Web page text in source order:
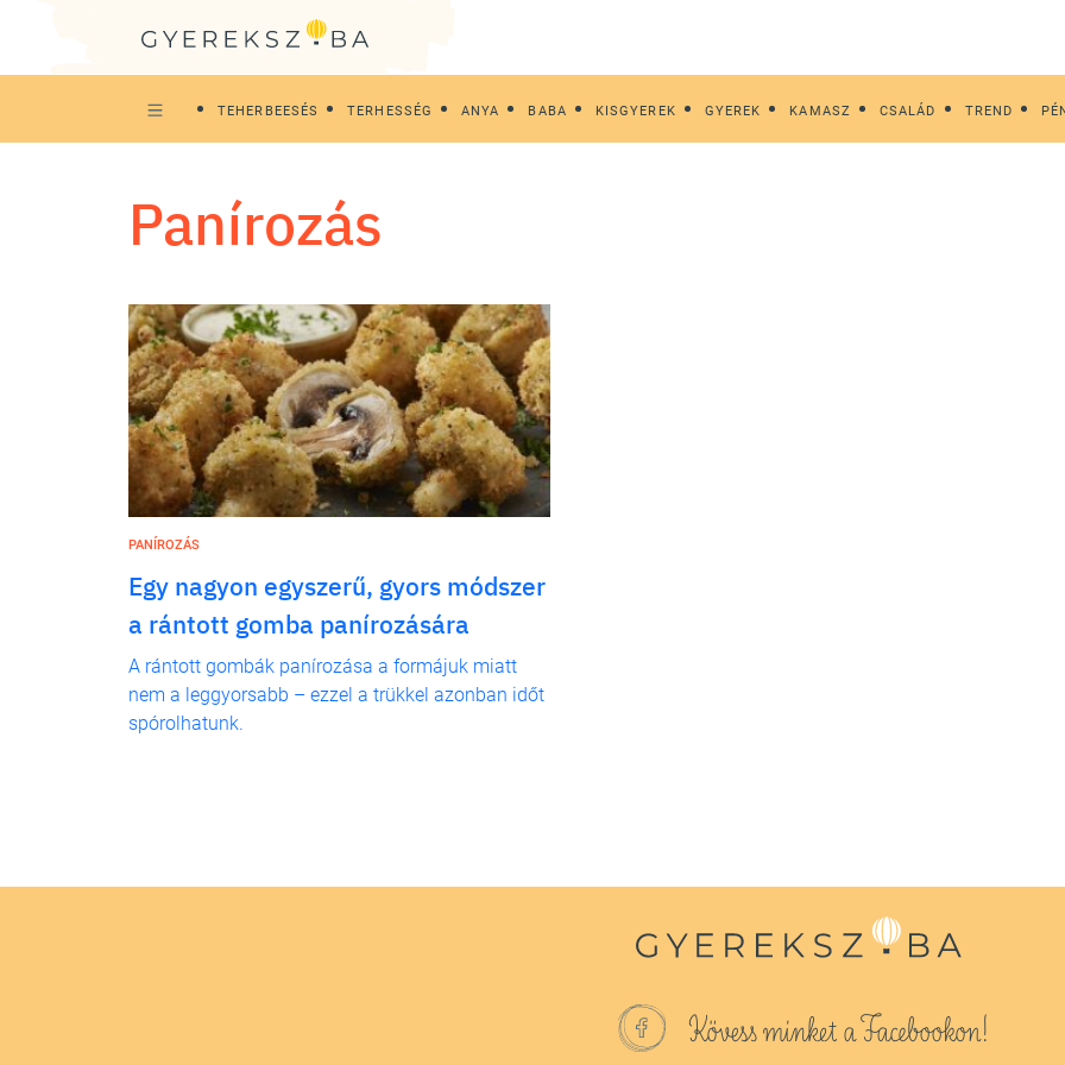
TEHERBEESÉS TERHESSÉG ANYA BABA KISGYEREK GYEREK KAMASZ CSALÁD TREND
panírozás
PANÍROZÁS
Egy nagyon egyszerű, gyors módszer
a rántott gomba panírozására
A rántott gombák panírozása a formájuk miatt
nem a leggyorsabb – ezzel a trükkel azonban időt
spórolhatunk.
Kövess minket a Facebookon!